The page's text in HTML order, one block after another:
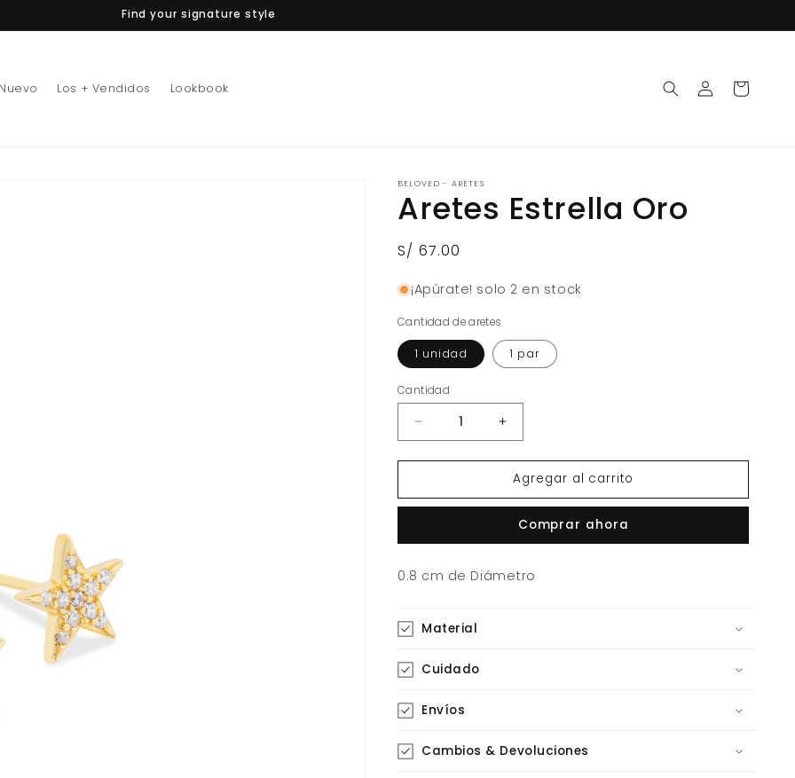
Find your signature style
Los + Vendidos Lookbook
Iniciar
sesión
Carrito
BELOVED - ARETES
Aretes Estrella Oro
Precio
S/ 67.00
¡Apúrate! solo 2 en stock
Cantidad de aretes
1 unidad 1 par
Cantidad
Cantidad
Reducir
cantidad
para
Estrella
Aumentar
cantidad
para
Aretes
Estrella
Agregar al carrito
Comprar ahora
0.8 cm de Diámetro
Material
Cuidado
Envíos
Cambios & Devoluciones